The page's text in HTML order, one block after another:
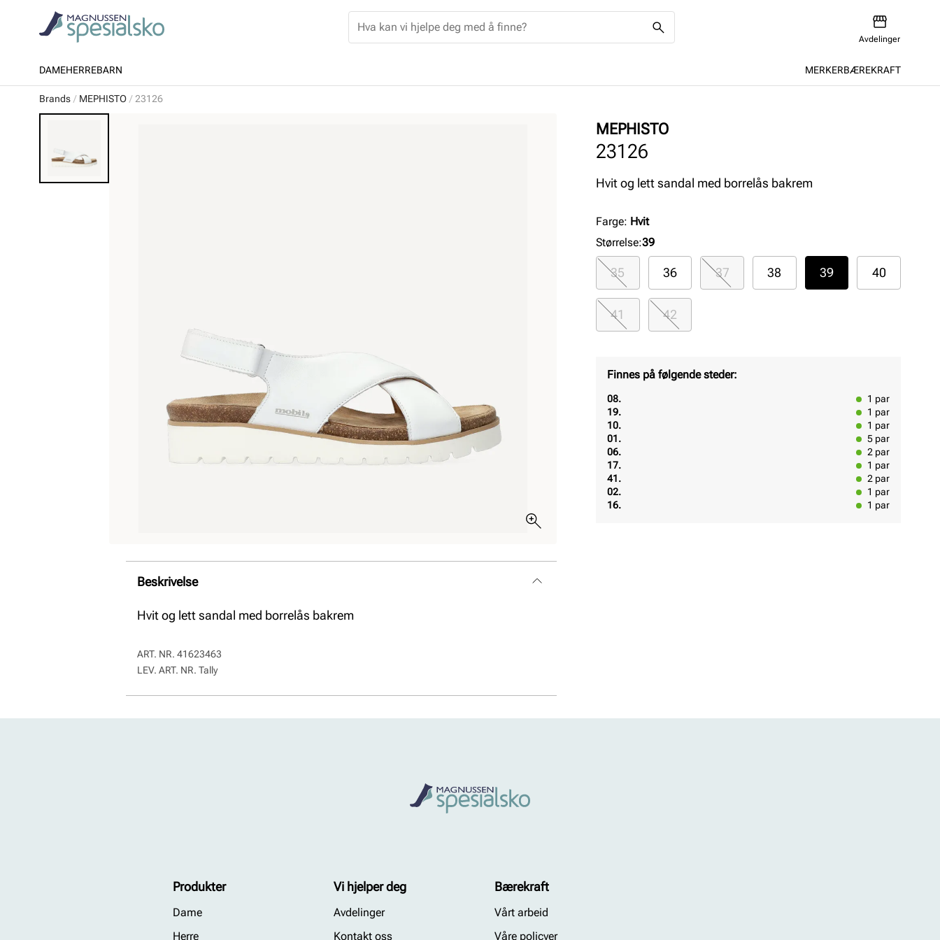
Avdelinger
DAMEHERREBARN MERKERBÆREKRAFT
Brands MEPHISTO 23126
Beskrivelse
Hvit og lett sandal med borrelås bakrem
ART. NR. 41623463
LEV. ART. NR. Tally
MEPHISTO
23126
Hvit og lett sandal med borrelås bakrem
Farge: Hvit
Størrelse:39
35 36 37 38 39 40
41 42
Finnes på følgende steder:
08. 1 par
19.
1 par
10.
1 par
01.
5 par
06.
2 par
17.
1 par
41.
2 par
02.
1 par
16.
1 par
Produkter
Dame
Herre
Vi hjelper deg
Avdelinger
Kontakt oss
Bærekraft
Vårt arbeid
Våre policyer